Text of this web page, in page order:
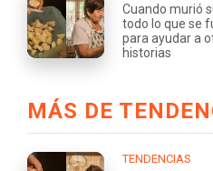
Cuando murió
todo lo que se
para ayudar a
historias
MÁS DE
TENDENCIAS